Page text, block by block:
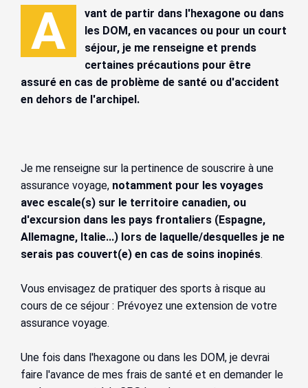
A
vant de partir dans l'hexagone ou dans
les DOM, en vacances ou pour un court
séjour, je me renseigne et prends
certaines précautions pour être
assuré en cas de problème de santé ou d'accident
en dehors de l'archipel.
Je me renseigne sur la pertinence de souscrire à une
assurance voyage, notamment pour les voyages
avec escale(s) sur le territoire canadien, ou
d'excursion dans les pays frontaliers (Espagne,
Allemagne, Italie...) lors de laquelle/desquelles je ne
serais pas couvert(e) en cas de soins inopinés.
Vous envisagez de pratiquer des sports à risque au
cours de ce séjour : Prévoyez une extension de votre
assurance voyage.
Une fois dans l'hexagone ou dans les DOM, je devrai
faire l'avance de mes frais de santé et en demander le